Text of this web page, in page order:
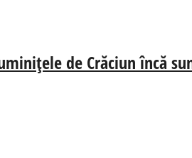
de Crăciun încă